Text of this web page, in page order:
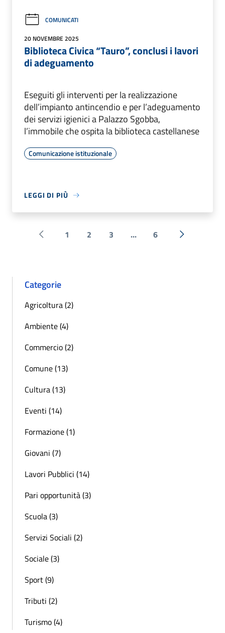
COMUNICATI
20 NOVEMBRE 2025
Biblioteca Civica “Tauro”, conclusi i lavori
di adeguamento
Eseguiti gli interventi per la realizzazione
dell’impianto antincendio e per l’adeguamento
dei servizi igienici a Palazzo Sgobba,
l’immobile che ospita la biblioteca castellanese
Comunicazione istituzionale
LEGGI DI PIÙ
Pagina precedente
1 2 3 ... 6 Successiva
Categorie
Agricoltura (2)
Ambiente (4)
Commercio (2)
Comune (13)
Cultura (13)
Eventi (14)
Formazione (1)
Giovani (7)
Lavori Pubblici (14)
Pari opportunità (3)
Scuola (3)
Servizi Sociali (2)
Sociale (3)
Sport (9)
Tributi (2)
Turismo (4)